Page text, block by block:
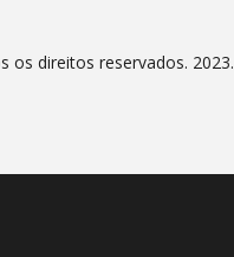
os direitos reservados. 2023.